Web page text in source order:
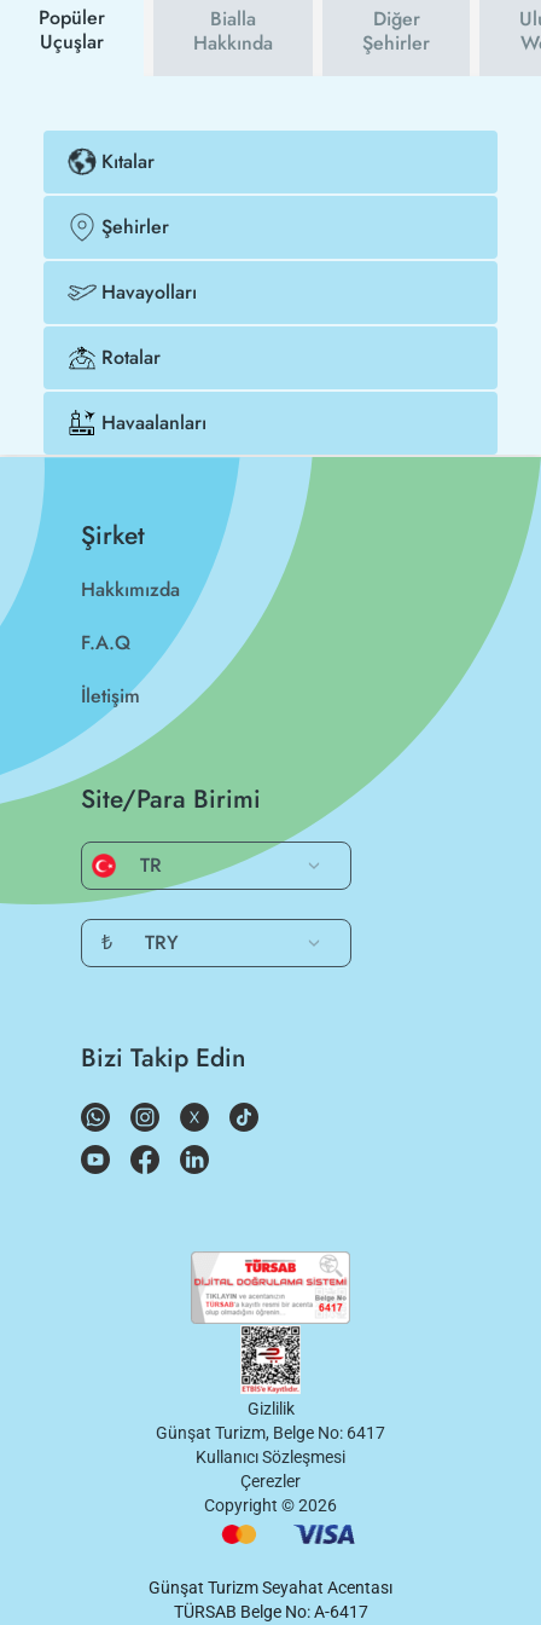
Popüler
Uçuşlar
Bialla
Hakkında
Diğer
Şehirler
Kıtalar
Şehirler
Havayolları
Rotalar
Havaalanları
Şirket
Hakkımızda
F.A.Q
İletişim
Site/Para Birimi
TR
₺ TRY
Bizi Takip Edin
Gizlilik
Günşat Turizm, Belge No: 6417
Kullanıcı Sözleşmesi
Çerezler
Copyright ©2026
Günşat Turizm Seyahat Acentası
TÜRSAB Belge No: A-6417